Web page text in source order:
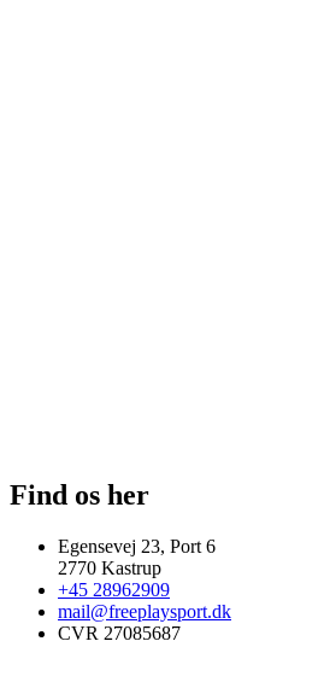
Find os her
Egensevej 23, Port 6
2770 Kastrup
+45 28962909
mail@freeplaysport.dk
CVR 27085687